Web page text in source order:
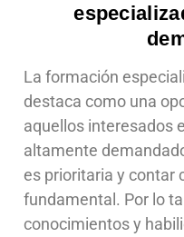
La formación
destaca como una
aquellos interesados
altamente
es prioritaria y contar
fundamental. Por lo
conocimientos y